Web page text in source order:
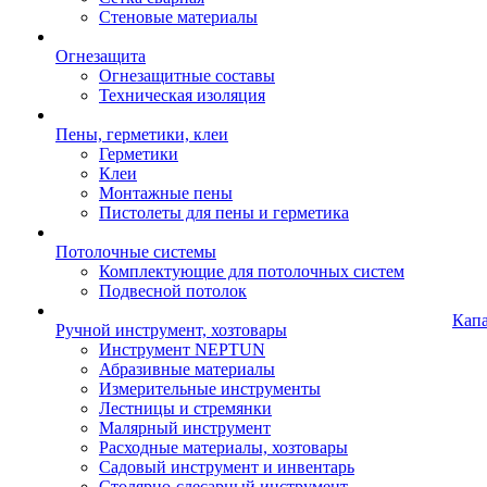
Стеновые материалы
Огнезащита
Огнезащитные составы
Техническая изоляция
Пены, герметики, клеи
Герметики
Клеи
Монтажные пены
Пистолеты для пены и герметика
Потолочные системы
Комплектующие для потолочных систем
Подвесной потолок
Ручной инструмент, хозтовары
Инструмент NEPTUN
Абразивные материалы
Измерительные инструменты
Лестницы и стремянки
Малярный инструмент
Расходные материалы, хозтовары
Садовый инструмент и инвентарь